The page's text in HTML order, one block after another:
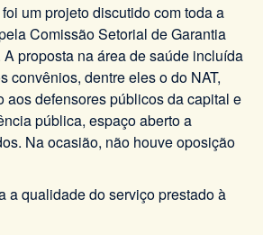
um projeto discutido com toda a
Comissão Setorial de Garantia
proposta na área de saúde incluída
convênios, dentre eles o do NAT,
aos defensores públicos da capital e
pública, espaço aberto a
Na ocasião, não houve oposição
a qualidade do serviço prestado à